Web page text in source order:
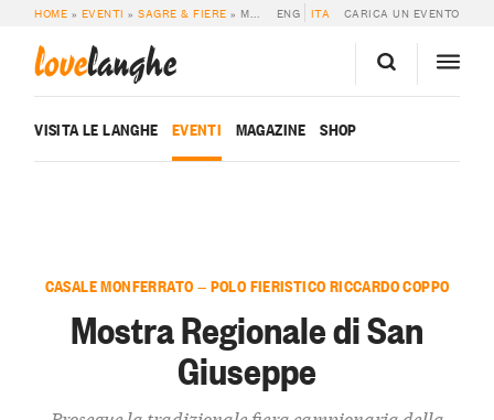
HOME » EVENTI »SAGRE & FIERE » MOSTRA REGIONALE DI SAN GIUSEPPE ENG ITA CARICA UN EVENTO
lovelanghe
VISITA LE LANGHE EVENTI MAGAZINE SHOP
CASALE MONFERRATO — POLO FIERISTICO RICCARDO COPPO
Mostra Regionale di San
Giuseppe